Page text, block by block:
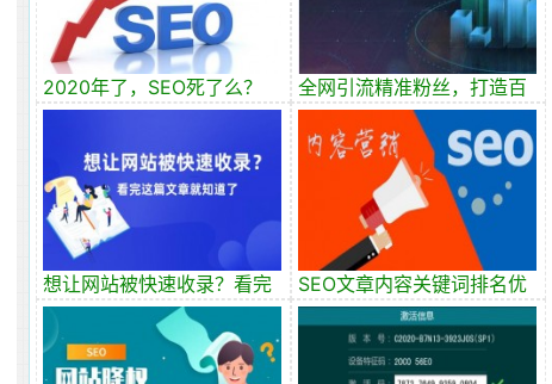
2020年了，SEO死了么？
SEO有前途吗？
全网引流精准粉丝，打造百
万私域流量池
想让网站被快速收录？看完
这篇文章就知道了！
SEO文章内容关键词排名优
化？